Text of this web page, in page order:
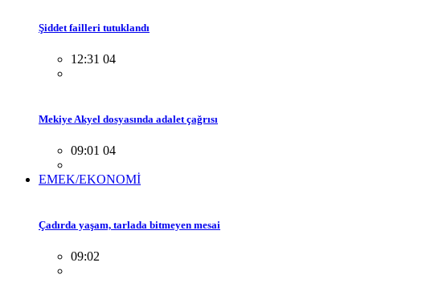
Şiddet failleri tutuklandı
12:31 04
Mekiye Akyel dosyasında adalet çağrısı
09:01 04
EMEK/EKONOMİ
Çadırda yaşam, tarlada bitmeyen mesai
09:02